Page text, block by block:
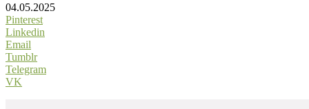
04.05.2025
Pinterest
Linkedin
Email
Tumblr
Telegram
VK